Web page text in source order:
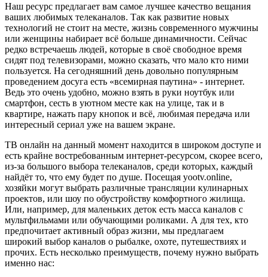
Наш ресурс предлагает вам самое лучшее качество вещания
ваших любимых телеканалов. Так как развитие новых
технологий не стоит на месте, жизнь современного мужчины
или женщины набирает всё больше динамичности. Сейчас
редко встречаешь людей, которые в своё свободное время
сидят под телевизорами, можно сказать, что мало кто ними
пользуется. На сегодняшний день довольно популярным
проведением досуга есть «всемирная паутина» - интернет.
Ведь это очень удобно, можно взять в руки ноутбук или
смартфон, сесть в уютном месте как на улице, так и в
квартире, нажать пару кнопок и всё, любимая передача или
интересный сериал уже на вашем экране.
ТВ онлайн на данный момент находится в широком доступе и
есть крайне востребованным интернет-ресурсом, скорее всего,
из-за большого выбора телеканалов, среди которых, каждый
найдёт то, что ему будет по душе. Посещая yootv.online,
хозяйки могут выбрать различные трансляции кулинарных
проектов, или шоу по обустройству комфортного жилища.
Или, например, для маленьких деток есть масса каналов с
мультфильмами или обучающими роликами. А для тех, кто
предпочитает активный образ жизни, мы предлагаем
широкий выбор каналов о рыбалке, охоте, путешествиях и
прочих. Есть несколько преимуществ, почему нужно выбрать
именно нас: